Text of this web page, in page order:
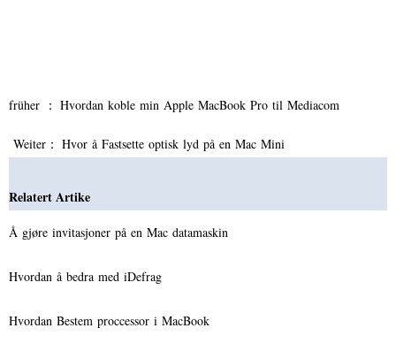
früher ： Hvordan koble min Apple MacBook Pro til Mediacom
Weiter： Hvor å Fastsette optisk lyd på en Mac Mini
Relatert Artike
Å gjøre invitasjoner på en Mac datamaskin
Hvordan å bedra med iDefrag
Hvordan Bestem proccessor i MacBook